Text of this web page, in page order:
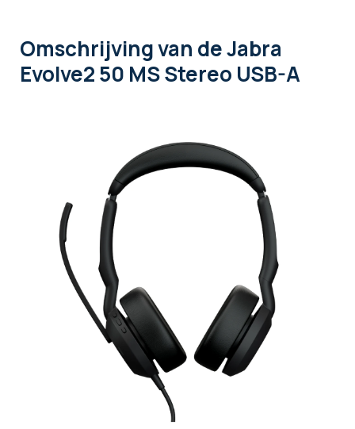
Omschrijvingvan de Jabra
Evolve2 50 MS Stereo USB-A